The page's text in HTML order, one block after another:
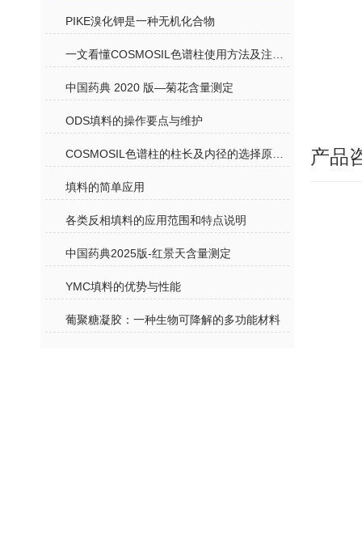
PIKE溴化钾是一种无机化合物
中国药典 2020 版—菊花含量测定
ODS填料的操作要点与维护
填料的简单应用
各类反相填料的应用范围和特点说明
中国药典2025版-红景天含量测定
YMC填料的优势与性能
葡聚糖凝胶：一种生物可降解的多功能材料
产品